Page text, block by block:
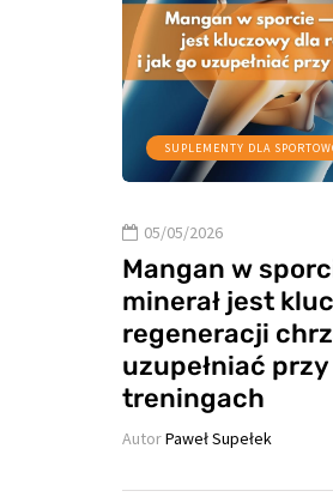
SUPLEMENTY DLA
05/05/2026
Mangan w
minerał jest
regeneracji
uzupełniać
treningach
AutorPaweł Supełek